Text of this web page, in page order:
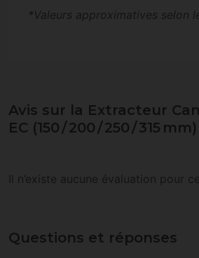
*Valeurs approximatives selon
Avis sur la Extracteur
EC (150 / 200 / 250 / 315 mm)
Il n’existe aucune évaluation pour
Questions et réponses